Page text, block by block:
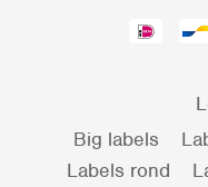
Big labels
Labels rond